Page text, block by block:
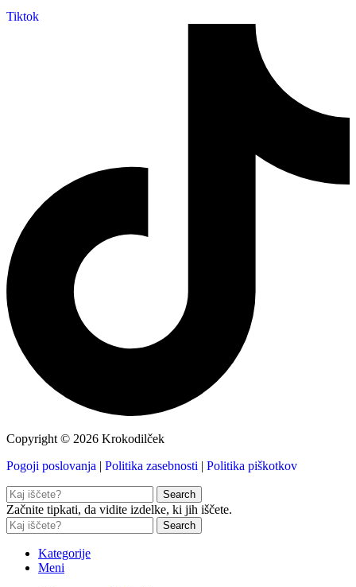
Tiktok
Copyright © 2026 Krokodilček
Pogoji poslovanja | Politika zasebnosti | Politika piškotkov
Search
Začnite tipkati, da vidite izdelke, ki jih iščete.
Search
Kategorije
Meni